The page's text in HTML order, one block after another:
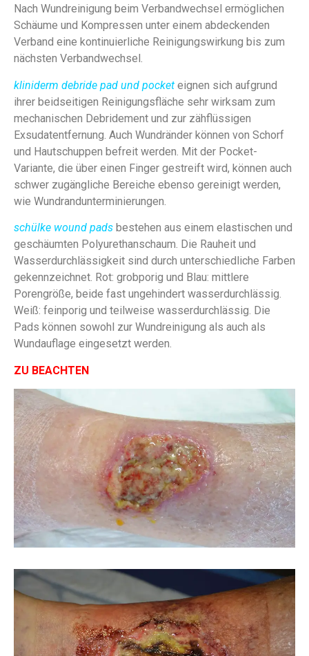
Nach Wundreinigung beim Verbandwechsel ermöglichen
Schäume und Kompressen unter einem abdeckenden
Verband eine kontinuierliche Reinigungswirkung bis zum
nächsten Verbandwechsel.
kliniderm debride pad und pocket eignen sich aufgrund
ihrer beidseitigen Reinigungsfläche sehr wirksam zum
mechanischen Debridement und zur zähflüssigen
Exsudatentfernung. Auch Wundränder können von Schorf
und Hautschuppen befreit werden. Mit der Pocket-
Variante, die über einen Finger gestreift wird, können auch
schwer zugängliche Bereiche ebenso gereinigt werden,
wie Wundrandunterminierungen.
schülke wound pads bestehen aus einem elastischen und
geschäumten Polyurethanschaum. Die Rauheit und
Wasserdurchlässigkeit sind durch unterschiedliche Farben
gekennzeichnet. Rot: grobporig und Blau: mittlere
Porengröße, beide fast ungehindert wasserdurchlässig.
Weiß: feinporig und teilweise wasserdurchlässig. Die
Pads können sowohl zur Wundreinigung als auch als
Wundauflage eingesetzt werden.
ZU BEACHTEN